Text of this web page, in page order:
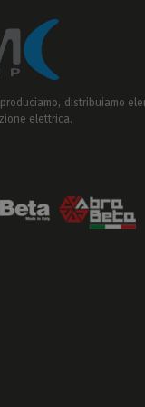
distribuiamo
elettrica.